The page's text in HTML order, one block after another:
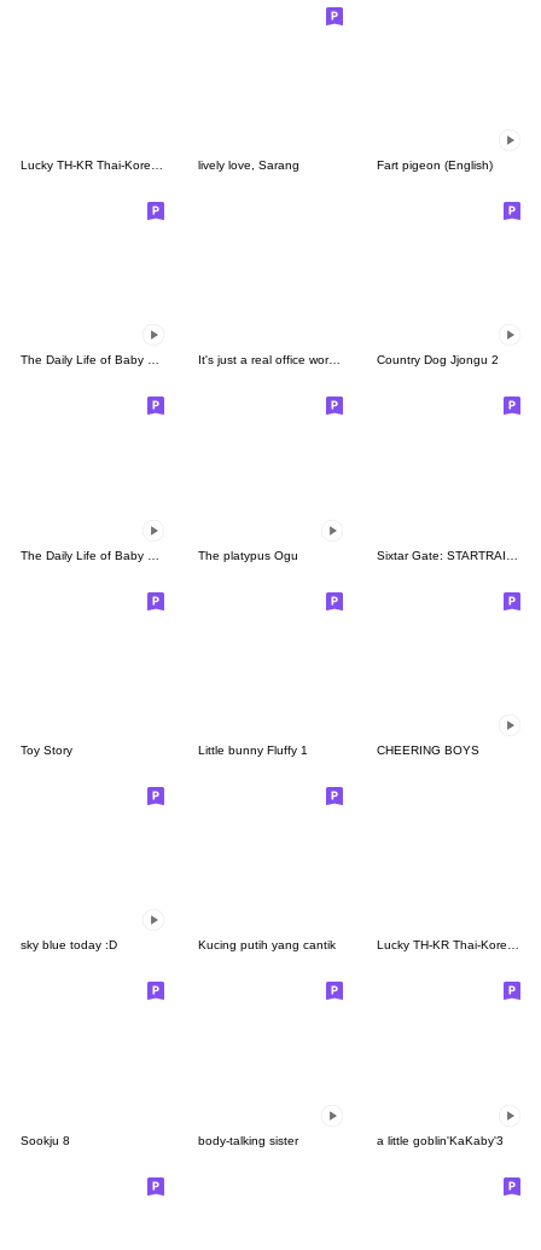
lively love, Sarang Fart pigeon (English)
The Daily Life of Baby Gorilla'Goody'5 It's just a real office worker story Country Dog Jjongu 2
The platypus Ogu
Toy Story Little bunny Fluffy 1 CHEERING BOYS
sky blue today :D Kucing putih yang cantik Lucky TH-KR Thai-Korea 2
Sookju 8 body-talking sister a little goblin'KaKaby'3